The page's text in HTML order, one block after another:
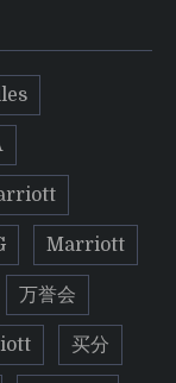
Marriott
万誉会
买分